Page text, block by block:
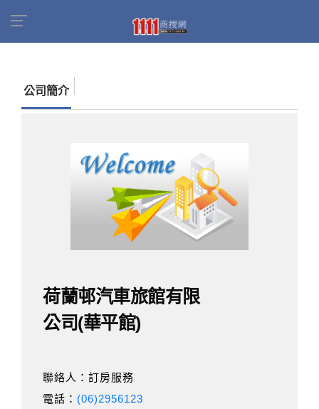
司(華平館)
公司簡介
荷蘭邨汽車旅館有限
公司(華平館)
聯絡人：訂房服務
電話： (06)2956123